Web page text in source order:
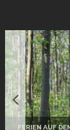
FERIEN AUF